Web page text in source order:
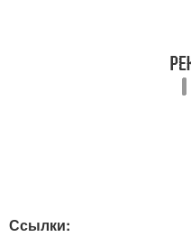
Ссылки: